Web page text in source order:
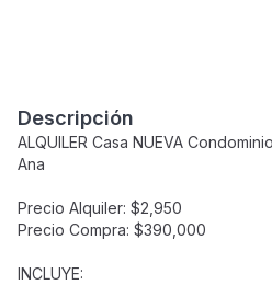
Descripción
ALQUILER Casa NUEVA
Ana
Precio Alquiler: $2,950
Precio Compra: $390,000
INCLUYE: